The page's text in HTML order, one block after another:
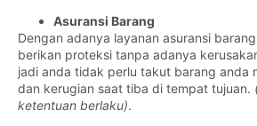
Asuransi Barang
Dengan adanya layanan asuransi
berikan proteksi tanpa adanya
jadi anda tidak perlu takut barang anda
dan kerugian saat tiba di tempat tujuan.
ketentuan berlaku).